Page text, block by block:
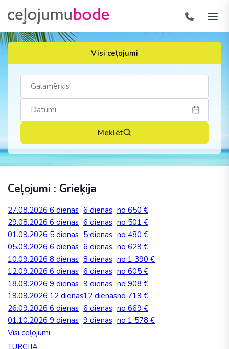
Visi ceļojumi
Meklēt
Ceļojumi : Grieķija
27.08.2026 6 dienas 6 dienas no 650 €
29.08.2026 6 dienas 6 dienas no 501 €
01.09.2026 5 dienas 5 dienas no 480 €
05.09.2026 6 dienas 6 dienas no 629 €
10.09.2026 8 dienas 8 dienas no 1 390 €
12.09.2026 6 dienas 6 dienas no 605 €
18.09.2026 9 dienas 9 dienas no 908 €
19.09.2026 12 dienas12 dienasno 719 €
26.09.2026 6 dienas 6 dienas no 669 €
01.10.2026 9 dienas 9 dienas no 1 578 €
Visi ceļojumi
TURCIJA